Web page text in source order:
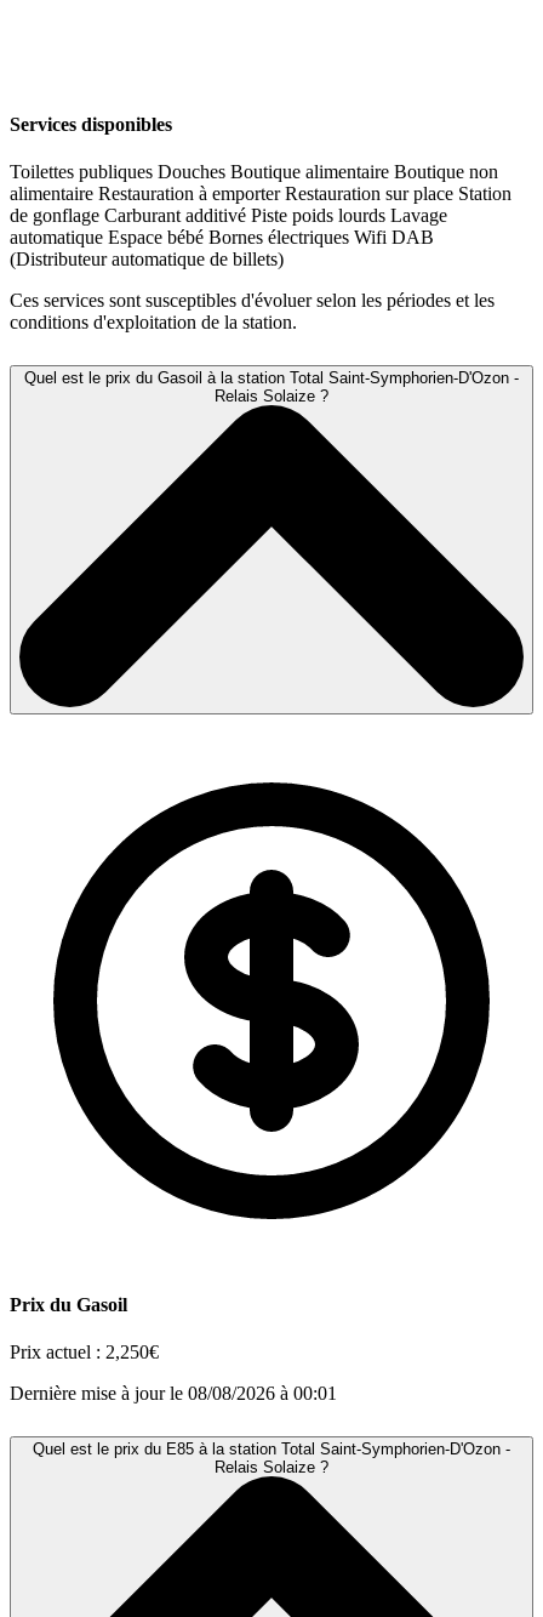
Services disponibles
Toilettes publiques Douches Boutique alimentaire Boutique non
alimentaire Restauration à emporterRestauration sur place Station
de gonflage Carburant additivé Piste poids lourds Lavage
automatique Espace bébé Bornes électriques Wifi DAB
(Distributeur automatique de billets)
Ces services sont susceptibles d'évoluer selon les périodes et les
conditions d'exploitation de la station.
Quel est le prix du Gasoil à la station Total Saint-Symphorien-D'Ozon -
Relais Solaize ?
Prix du Gasoil
Prix actuel : 2,250€
Dernière mise à jour le 08/08/2026 à 00:01
Quel est le prix du E85 à la station Total Saint-Symphorien-D'Ozon -
Relais Solaize ?